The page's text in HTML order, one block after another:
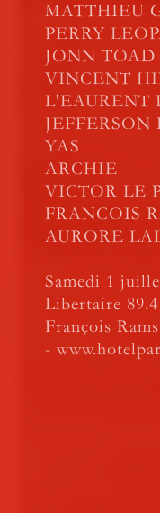
MATTHIEU
PERRY
JONN TOAD
VINCENT
L'EAURENT
JEFFERSON
YAS
ARCHIE
VICTOR LE
FRANCOIS
AURORE
Samedi 1
Libertaire
François
-